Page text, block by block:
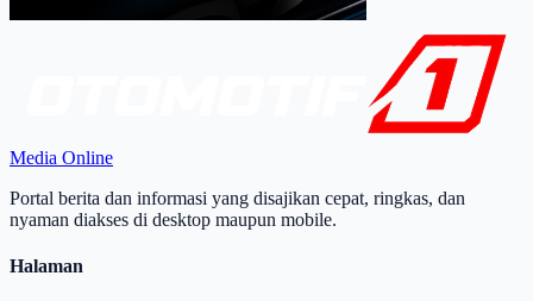
Media Online
Portal berita dan informasi yang disajikan cepat, ringkas, dan
nyaman diakses di desktop maupun mobile.
Halaman